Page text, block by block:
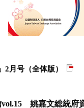
2月号（全体版）
vol.15 姚嘉文総統府